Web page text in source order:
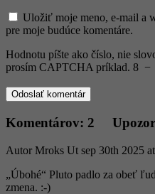
Uložiť moje meno, e-mail a
pre moje budúce komentáre.
Hodnotu píšte ako číslo, nie
prosím CAPTCHA príklad. 8 −
Komentárov: 2
Autor Mroks Ut sep 30th 2025
„Úbohé“ Pluto padlo za obeť
zmena. :-)